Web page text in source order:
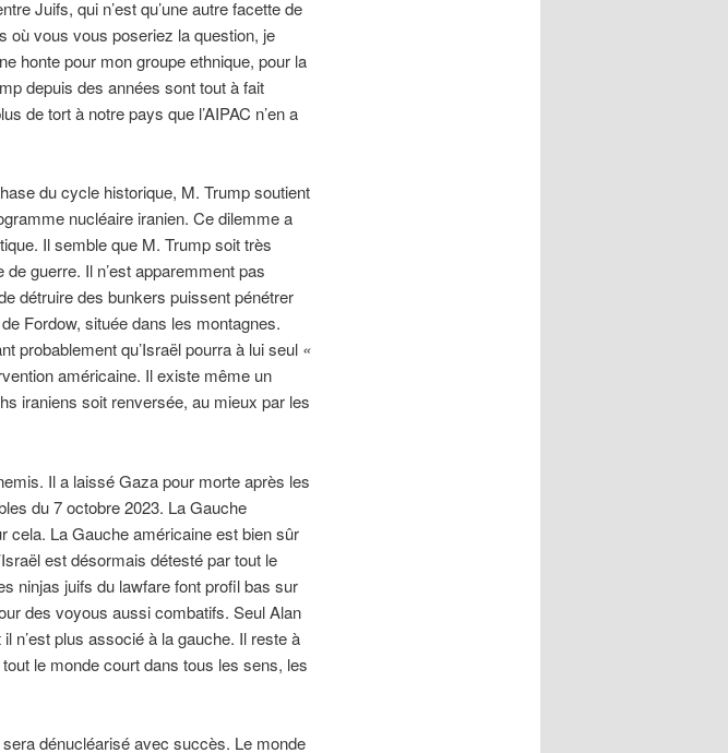
Juifs, qui n’est qu’une autre facette de
où vous vous poseriez la question, je
honte pour mon groupe ethnique, pour la
depuis des années sont tout à fait
de tort à notre pays que l’AIPAC n’en a
du cycle historique, M. Trump soutient
nucléaire iranien. Ce dilemme a
Il semble que M. Trump soit très
guerre. Il n’est apparemment pas
détruire des bunkers puissent pénétrer
Fordow, située dans les montagnes.
probablement qu’Israël pourra à lui seul «
américaine. Il existe même un
iraniens soit renversée, au mieux par les
Il a laissé Gaza pour morte après les
du 7 octobre 2023. La Gauche
cela. La Gauche américaine est bien sûr
est désormais détesté par tout le
ninjas juifs du lawfare font profil bas sur
des voyous aussi combatifs. Seul Alan
n’est plus associé à la gauche. Il reste à
le monde court dans tous les sens, les
dénucléarisé avec succès. Le monde